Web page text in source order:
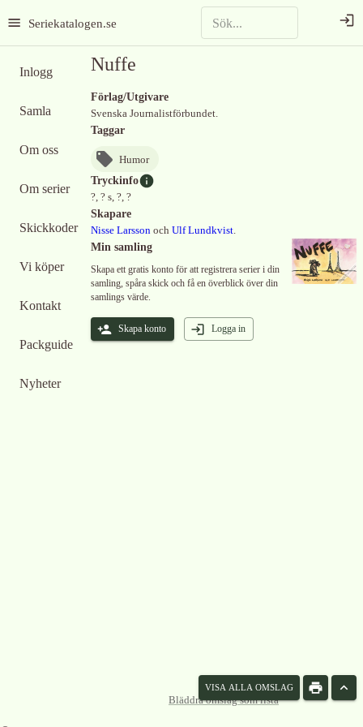
Seriekatalogen.se
Inlogg
Samla
Om oss
Om serier
Skickkoder
Vi köper
Kontakt
Packguide
Nyheter
Nuffe
Förlag/Utgivare
Svenska Journalistförbundet.
Taggar
Humor
Tryckinfo
?, ? s, ?, ?
Skapare
Nisse Larsson och Ulf Lundkvist.
Min samling
Skapa ett gratis konto för att registrera serier i din
samling, spåra skick och få en överblick över din
samlings värde.
Skapa konto Logga in
VISA ALLA OMSLAG
Bläddra omslag som lista